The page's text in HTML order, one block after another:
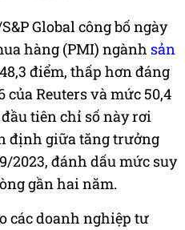
Global công bố ngày
hàng (PMI) ngành sản
điểm, thấp hơn đáng
của Reuters và mức 50,4
tiên chỉ số này rơi
định giữa tăng trưởng
2023, đánh dấu mức suy
gần hai năm.
các doanh nghiệp tư